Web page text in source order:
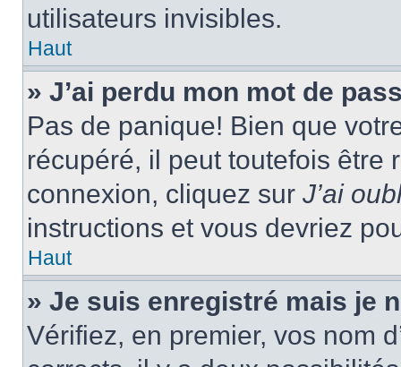
utilisateurs invisibles.
Haut
» J’ai perdu mon mot de
Pas de panique! Bien que
récupéré, il peut toutefois être
connexion, cliquez sur J’ai
instructions et vous devriez
Haut
» Je suis enregistré mais je
Vérifiez, en premier, vos nom